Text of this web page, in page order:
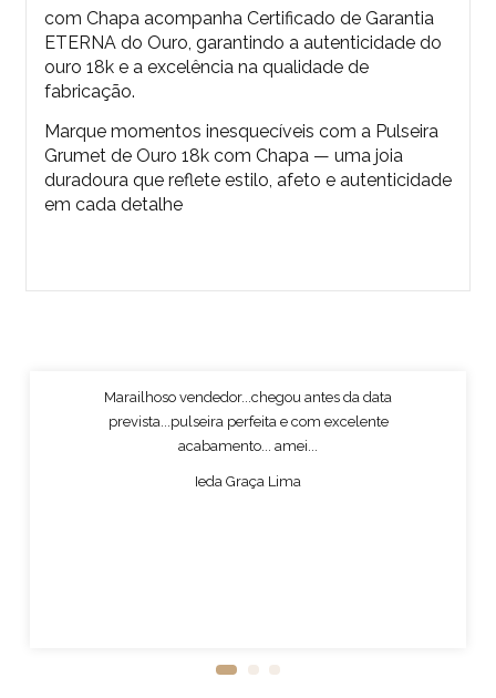
com Chapa acompanha Certificado de Garantia
ETERNA do Ouro, garantindo a autenticidade do
ouro 18k e a excelência na qualidade de
fabricação.
Marque momentos inesquecíveis com a Pulseira
Grumet de Ouro 18k com Chapa — uma joia
duradoura que reflete estilo, afeto e autenticidade
em cada detalhe
Marailhoso vendedor...chegou antes da data
prevista...pulseira perfeita e com excelente
acabamento... amei...
Ieda Graça Lima